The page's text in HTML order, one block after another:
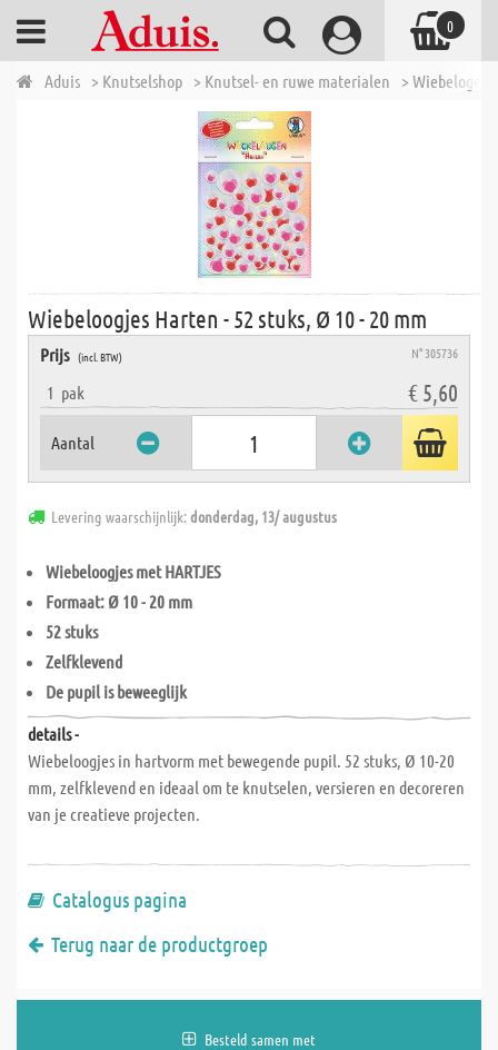
Aduis > Knutselshop > Knutsel- en ruwe materialen > Wiebelogen
Wiebeloogjes Harten - 52 stuks, Ø 10 - 20 mm
Prijs (incl. BTW) N° 305736
1 pak € 5,60
Aantal
Levering waarschijnlijk:donderdag, 13/ augustus
Wiebeloogjes met HARTJES
Formaat: Ø 10 - 20 mm
52 stuks
Zelfklevend
De pupil is beweeglijk
details -
Wiebeloogjes in hartvorm met bewegende pupil. 52 stuks, Ø 10-20
mm, zelfklevend en ideaal om te knutselen, versieren en decoreren
van je creatieve projecten.
Catalogus pagina
Terug naar de productgroep
Besteld samen met
0